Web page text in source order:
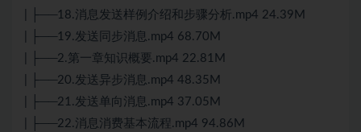
| ├──18.消息发送样例介绍和步骤分析.mp4 24.39M
| ├──19.发送同步消息.mp4 68.70M
| ├──2.第一章知识概要.mp4 22.81M
| ├──20.发送异步消息.mp4 48.35M
| ├──21.发送单向消息.mp4 37.05M
| ├──22.消息消费基本流程.mp4 94.86M